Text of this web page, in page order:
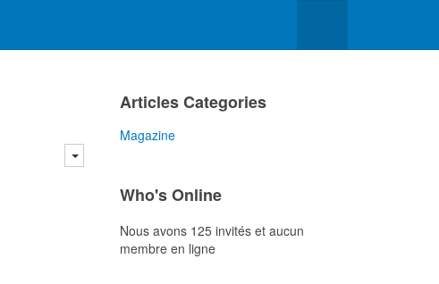
Articles Categories
Magazine
Who's Online
Nous avons 125 invités et aucun
membre en ligne